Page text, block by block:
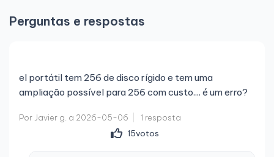
Portátil como novo
Muito satisfeito, o portátil está como novo, envio
Por Daniel G.
Opinião verificada
Perguntas e respostas
el portátil tem 256 de disco rígido e tem uma
ampliação possível para 256 com custo.... é um erro?
Por Javier g. a 2026-05-06
1 resposta
15votos